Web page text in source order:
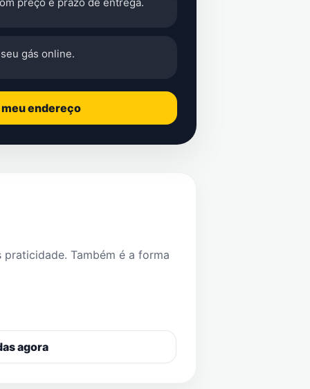
gás online.
endereço
Também é a forma
agora